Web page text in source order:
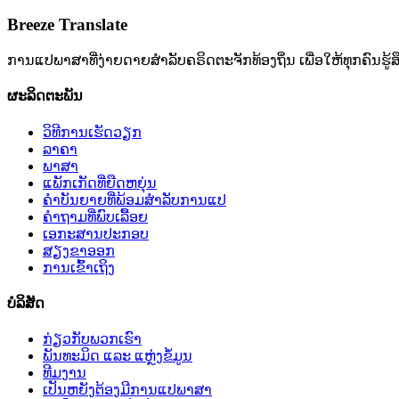
Breeze Translate
ການແປພາສາທີ່ງ່າຍດາຍສໍາລັບຄຣິດຕະຈັກທ້ອງຖິ່ນ ເພື່ອໃຫ້ທຸກຄົນຮູ້
ຜະລິດຕະພັນ
ວິທີການເຮັດວຽກ
ລາຄາ
ພາສາ
ແພັກເກັດທີ່ຍືດຫຍຸ່ນ
ຄໍາບັນຍາຍທີ່ພ້ອມສໍາລັບການແປ
ຄໍາຖາມທີ່ພົບເລື້ອຍ
ເອກະສານປະກອບ
ສຽງຂາອອກ
ການເຂົ້າເຖິງ
ບໍລິສັດ
ກ່ຽວກັບພວກເຮົາ
ພັນທະມິດ ແລະ ແຫຼ່ງຂໍ້ມູນ
ທີມງານ
ເປັນຫຍັງຕ້ອງມີການແປພາສາ